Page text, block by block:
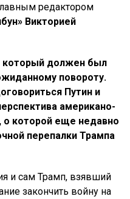
редактором
Викторией
который должен был
повороту.
Путин и
американо-
о которой еще недавно
перепалки Трампа
и сам Трамп, взявший
закончить войну на